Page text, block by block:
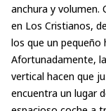
anchura y volumen.
en Los Cristianos,
los que un pequeño
Afortunadamente,
vertical hacen que
encuentra un lugar